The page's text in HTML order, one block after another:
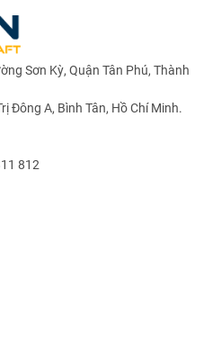
Sơn Kỳ, Quận Tân Phú, Thành
Đông A, Bình Tân, Hồ Chí Minh.
812